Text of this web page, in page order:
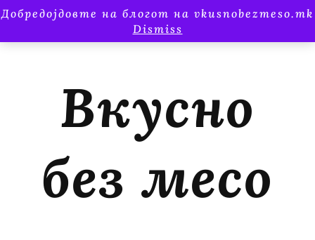
Добредојдовте на блогот на vkusnobezmeso.mk
Dismiss
Вкусно
без месо